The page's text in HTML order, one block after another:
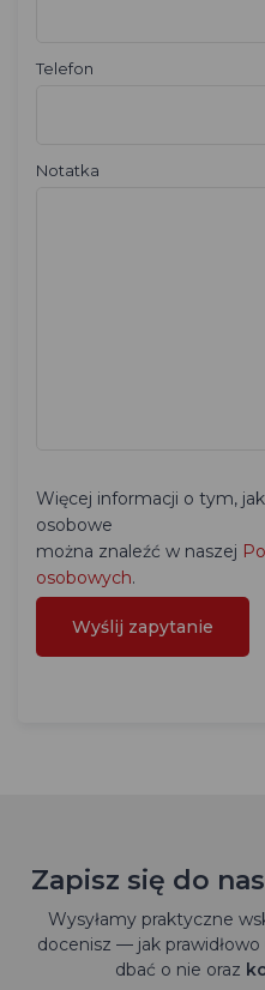
Telefon
Notatka
Więcej informacji o tym,
osobowe
można znaleźć w naszej
osobowych.
Zapisz się do
Wysyłamy praktyczne
docenisz — jak
dbać o nie oraz